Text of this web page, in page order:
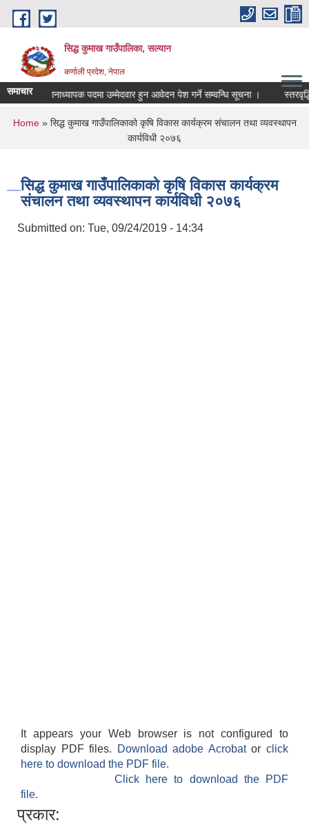
Skip to main content
सिद्ध कुमाख गाउँपालिका, सल्यान
कर्णाली प्रदेश, नेपाल
समाचारप्रधानाध्यापक पदमा उम्मेदवार हुन आवेदन पेश गर्ने सम्वन्धि सूचना ।
You are here
Home» सिद्ध कुमाख गाउँपालिकाको कृषि विकास कार्यक्रम संचालन तथा व्यवस्थापन
कार्यविधी २०७६
सिद्ध कुमाख गाउँपालिकाको कृषि विकास कार्यक्रम
संचालन तथा व्यवस्थापन कार्यविधी २०७६
Submitted on: Tue, 09/24/2019 - 14:34
It appears your Web browser is not configured to
display PDF files.
Download adobe Acrobatorclick
here to download the PDF file.
Click here to download the PDF
file.
प्रकार: